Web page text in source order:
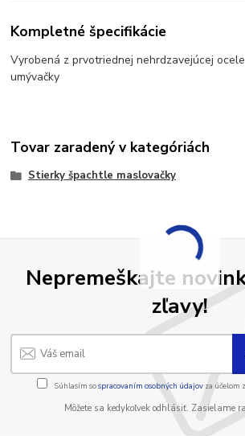
Kompletné špecifikácie
Vyrobená z prvotriednej nehrdzavejúcej
umývačky
Tovar zaradený v kategóriách
Stierky špachtle maslovačky
Nepremeškajte
zľavy!
Súhlasím sospracovaním osobných údajov za účelom
Môžete sa kedykoľvek odhlásiť. Zasielame